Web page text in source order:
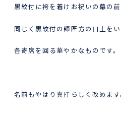
黒紋付に袴を着けお祝いの幕の
同じく黒紋付の師匠方の口上を
各寄席を回る華やかなものです。
名前もやはり真打らしく改めます